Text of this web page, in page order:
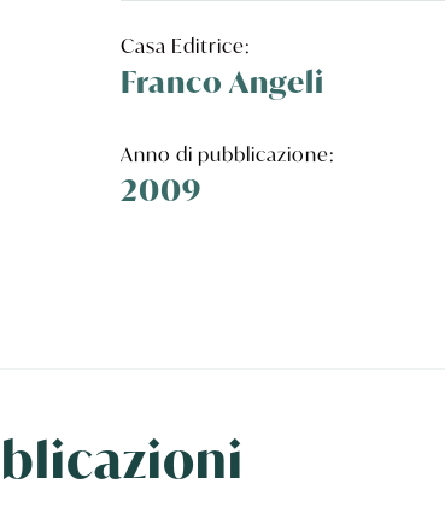
Casa Editrice:
Franco Angeli
Anno di pubblicazione:
2009